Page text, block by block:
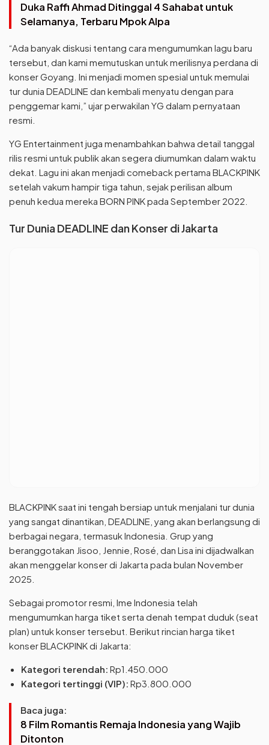
Duka Raffi Ahmad Ditinggal 4 Sahabat untuk
Selamanya, Terbaru Mpok Alpa
“Ada banyak diskusi tentang cara mengumumkan lagu baru
tersebut, dan kami memutuskan untuk merilisnya perdana di
konser Goyang. Ini menjadi momen spesial untuk memulai
tur dunia DEADLINE dan kembali menyatu dengan para
penggemar kami,” ujar perwakilan YG dalam pernyataan
resmi.
YG Entertainment juga menambahkan bahwa detail tanggal
rilis resmi untuk publik akan segera diumumkan dalam waktu
dekat. Lagu ini akan menjadi comeback pertama BLACKPINK
setelah vakum hampir tiga tahun, sejak perilisan album
penuh kedua mereka BORN PINK pada September 2022.
Tur Dunia DEADLINE dan Konser di Jakarta
BLACKPINK saat ini tengah bersiap untuk menjalani tur dunia
yang sangat dinantikan, DEADLINE, yang akan berlangsung di
berbagai negara, termasuk Indonesia. Grup yang
beranggotakan Jisoo, Jennie, Rosé, dan Lisa ini dijadwalkan
akan menggelar konser di Jakarta pada bulan November
2025.
Sebagai promotor resmi, Ime Indonesia telah
mengumumkan harga tiket serta denah tempat duduk (seat
plan) untuk konser tersebut. Berikut rincian harga tiket
konser BLACKPINK di Jakarta:
Kategori terendah: Rp1.450.000
Kategori tertinggi (VIP): Rp3.800.000
Baca juga:
8 Film Romantis Remaja Indonesia yang Wajib
Ditonton